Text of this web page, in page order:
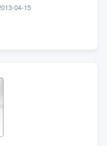
04-15